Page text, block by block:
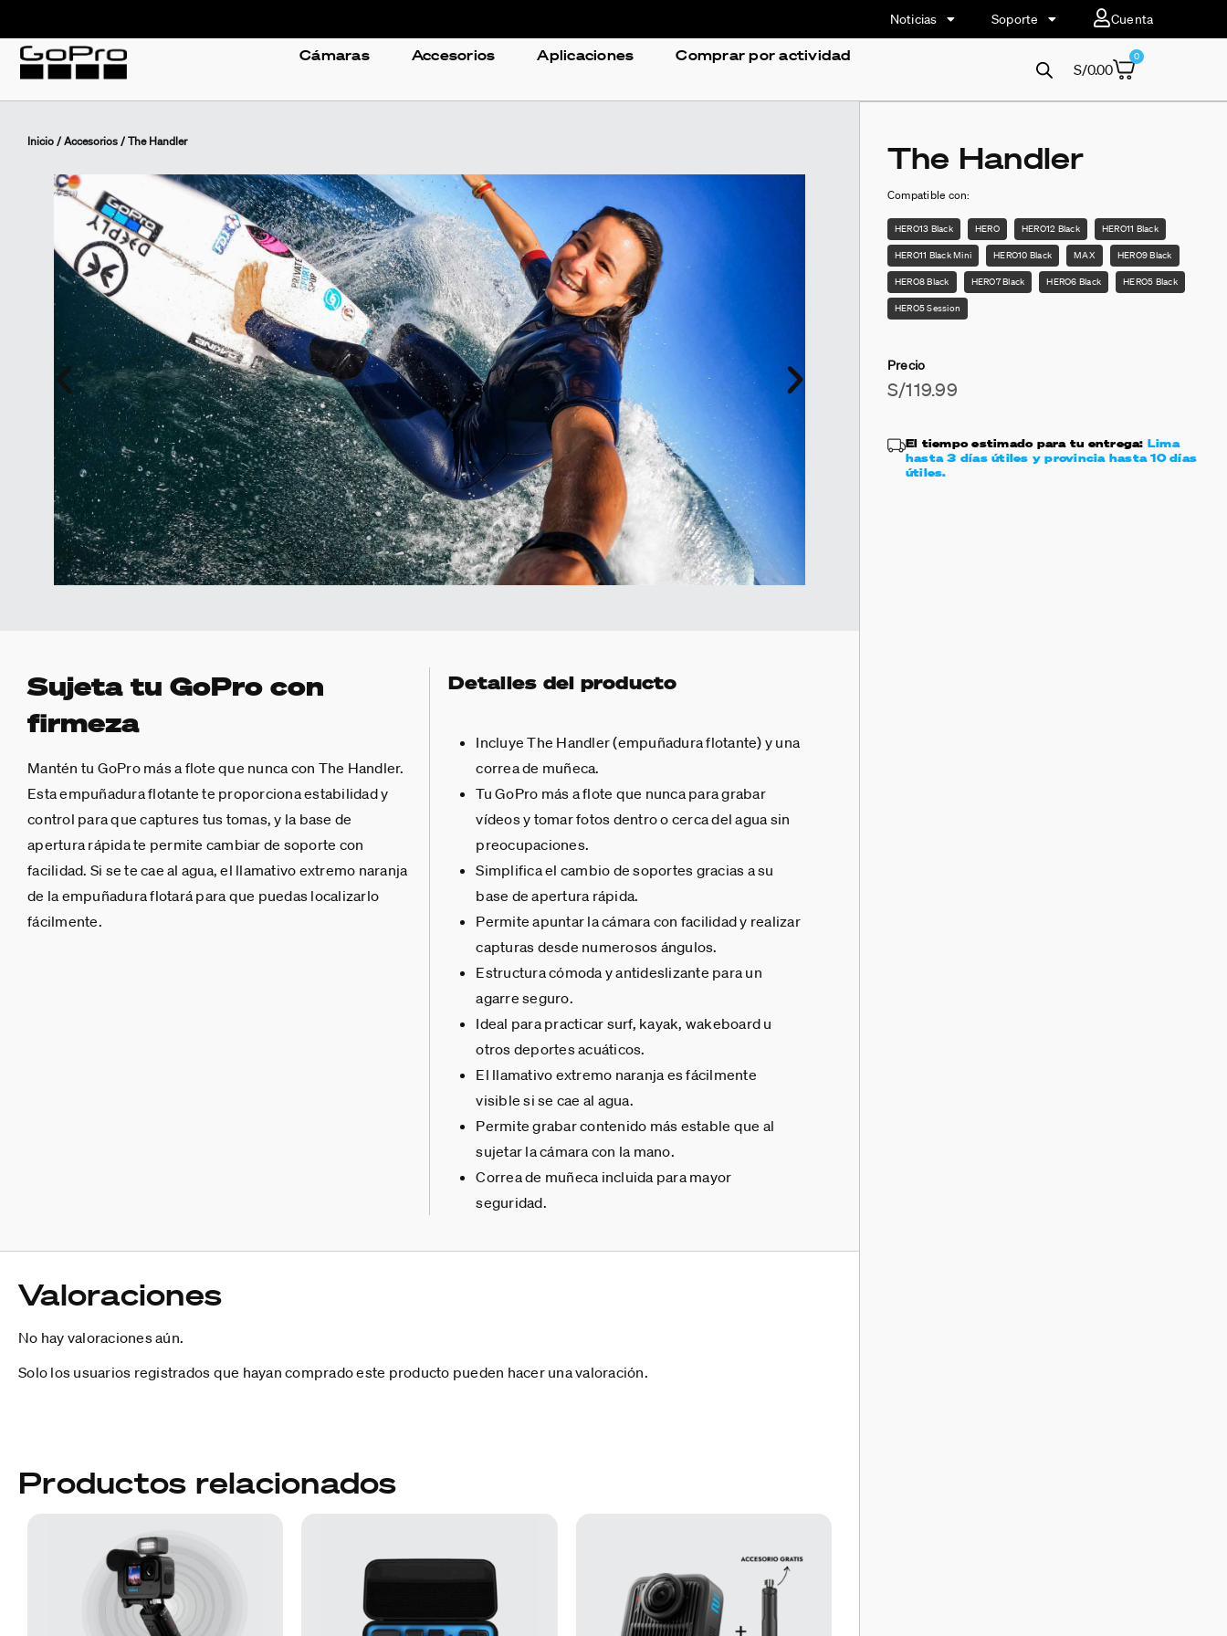
Noticias Soporte Cuenta
Cámaras Accesorios Aplicaciones
Comprar por actividad
S/0.00
0
Inicio/Accesorios/ The Handler
Sujeta tu GoPro con
firmeza
Mantén tu GoPro más a flote que nunca con The Handler.
Esta empuñadura flotante te proporciona estabilidad y
control para que captures tus tomas, y la base de
apertura rápida te permite cambiar de soporte con
facilidad. Si se te cae al agua, el llamativo extremo naranja
de la empuñadura flotará para que puedas localizarlo
fácilmente.
Detalles del producto
Incluye The Handler (empuñadura flotante) y una
correa de muñeca.
Tu GoPro más a flote que nunca para grabar
vídeos y tomar fotos dentro o cerca del agua sin
preocupaciones.
Simplifica el cambio de soportes gracias a su
base de apertura rápida.
Permite apuntar la cámara con facilidad y realizar
capturas desde numerosos ángulos.
Estructura cómoda y antideslizante para un
agarre seguro.
Ideal para practicar surf, kayak, wakeboard u
otros deportes acuáticos.
El llamativo extremo naranja es fácilmente
visible si se cae al agua.
Permite grabar contenido más estable que al
sujetar la cámara con la mano.
Correa de muñeca incluida para mayor
seguridad.
Valoraciones
No hay valoraciones aún.
Solo los usuarios registrados que hayan comprado este producto pueden hacer una valoración.
Productos relacionados
The Handler
Compatible con:
HERO13 Black HERO HERO12 Black
HERO11 Black
HERO11 Black Mini
HERO10 Black MAX
HERO9 Black
HERO8 Black
HERO7 Black HERO6 Black
HERO5 Black
HERO5 Session
Precio
S/119.99
El tiempo estimado para tu entrega: Lima
hasta 3 días útiles y provincia hasta 10 días
útiles.